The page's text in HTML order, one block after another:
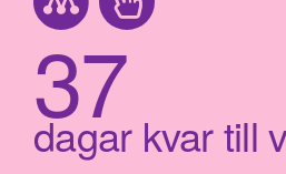
37
dagar kvar till